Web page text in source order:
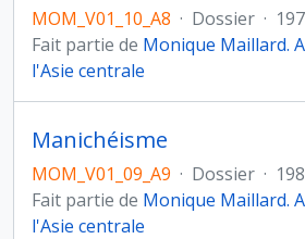
MOM_V01_10_A8 · Dossier ·
Fait partie de Monique Maillard.
l'Asie centrale
Manichéisme
MOM_V01_09_A9 · Dossier ·
Fait partie de Monique Maillard.
l'Asie centrale